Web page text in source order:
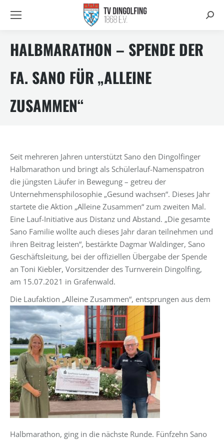
HALBMARATHON – SPENDE DER
FA. SANO FÜR „ALLEINE
ZUSAMMEN“
Seit mehreren Jahren unterstützt Sano den Dingolfinger
Halbmarathon und bringt als Schülerlauf-Namenspatron
die jüngsten Läufer in Bewegung – getreu der
Unternehmensphilosophie „Gesund wachsen“. Dieses Jahr
startete die Aktion „Alleine Zusammen“ zum zweiten Mal.
Eine Lauf-Initiative aus Distanz und Abstand. „Die gesamte
Sano Familie wollte auch dieses Jahr daran teilnehmen und
ihren Beitrag leisten“, bestärkte Dagmar Waldinger, Sano
Geschäftsleitung, bei der offiziellen Übergabe der Spende
an Toni Kiebler, Vorsitzender des Turnverein Dingolfing,
am 15.07.2021 in Grafenwald.
Die Laufaktion „Alleine Zusammen“, entsprungen aus dem
Halbmarathon, ging in die nächste Runde. Fünfzehn Sano